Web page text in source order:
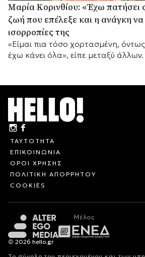
Μαρία Κορινθίου: «Έχω πατήσει
ζωή που επέλεξε και η ανάγκη να
ισορροπίες της
«Είμαι πια τόσο χορτασμένη,
έχω κάνει όλα», είπε μεταξύ άλλων.
ΤΑΥΤΟΤΗΤΑ
ΕΠΙΚΟΙΝΩΝΙΑ
ΟΡΟΙ ΧΡΗΣΗΣ
ΠΟΛΙΤΙΚΗ ΑΠΟΡΡΗΤΟΥ
COOKIES
© 2026 hello.gr